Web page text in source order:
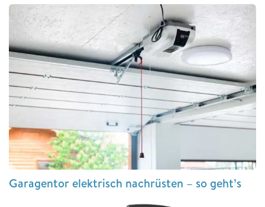
Garagentor elektrisch nachrüsten – so geht’s